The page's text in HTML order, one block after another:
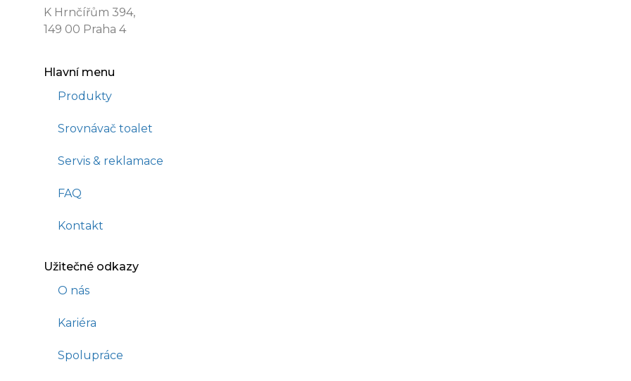
K Hrnčířům 394,
149 00 Praha 4
Hlavní menu
Produkty
Srovnávač toalet
Servis & reklamace
FAQ
Kontakt
Užitečné odkazy
O nás
Kariéra
Spolupráce